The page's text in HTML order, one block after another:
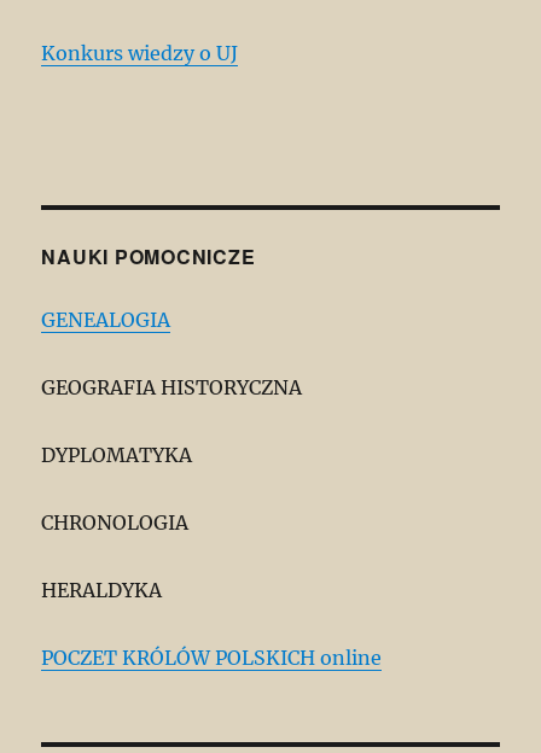
Konkurs wiedzy o UJ
NAUKI POMOCNICZE
GENEALOGIA
GEOGRAFIA HISTORYCZNA
DYPLOMATYKA
CHRONOLOGIA
HERALDYKA
POCZET KRÓLÓW POLSKICH online